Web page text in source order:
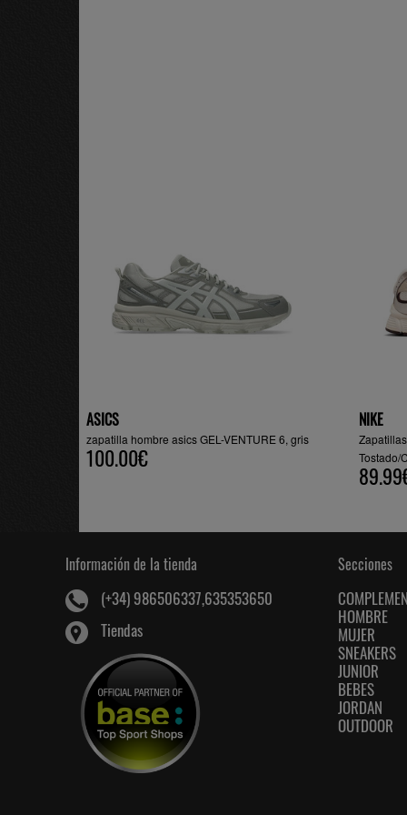
ASICS
zapatilla hombre asics GEL-VENTURE 6, gris
100.00€
NIKE
Tostado/
Información de la tienda
(+34) 986506337,635353650
Tiendas
Secciones
HOMBRE
MUJER
SNEAKERS
JUNIOR
BEBES
JORDAN
OUTDOOR